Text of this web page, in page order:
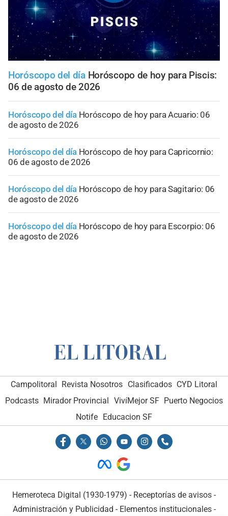
Horóscopo del día Horóscopo de hoy para Piscis:
06 de agosto de 2026
Horóscopo del día Horóscopo de hoy para Acuario: 06
de agosto de 2026
Horóscopo del día Horóscopo de hoy para Capricornio:
06 de agosto de 2026
Horóscopo del día Horóscopo de hoy para Sagitario: 06
de agosto de 2026
Horóscopo del día Horóscopo de hoy para Escorpio: 06
de agosto de 2026
Campolitoral Revista Nosotros Clasificados CYD Litoral
Podcasts Mirador Provincial VivíMejor SF Puerto Negocios
Notife Educacion SF
Hemeroteca Digital (1930-1979) - Receptorías de avisos -
Administración y Publicidad - Elementos institucionales-